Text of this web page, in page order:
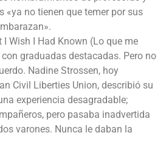
«ya no tienen que temer por sus
Wish I Had Known (Lo que me
graduadas destacadas. Pero no
Nadine Strossen, hoy
Civil Liberties Union, describió su
experiencia desagradable;
pero pasaba inadvertida
varones. Nunca le daban la